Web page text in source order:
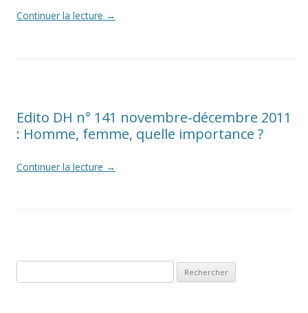
Continuer la lecture →
Edito DH n° 141 novembre-décembre 2011
: Homme, femme, quelle importance ?
Continuer la lecture →